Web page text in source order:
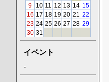
9
10 11 12 13 14 15
16 17 18 19 20 21
22
23 24 25 26 27 28 29
30 31
イベント
-